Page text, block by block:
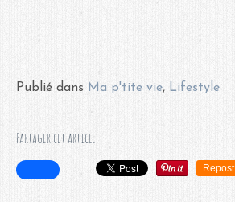
Publié dans Ma p'tite vie, Lifestyle
Partager cet article
Repost